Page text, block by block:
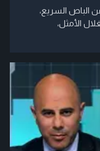
الباص السريع،
الأمثل،